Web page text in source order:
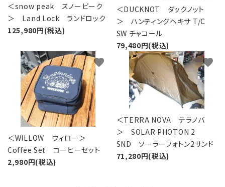
＜snow peak スノーピーク
＞ Land Lock ランドロック
125,980円(税込)
＜DUCKNOT ダックノット
＞ ハンティングヘキサ T/C
SW チャコール
79,480円(税込)
＜WILLOW ウィロー＞
Coffee Set コーヒーセット
2,980円(税込)
favorite
＜TERRA NOVA テラノバ
＞ SOLAR PHOTON 2
SND ソーラーフォトン2サンド
71,280円(税込)
favorite